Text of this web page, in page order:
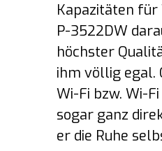
Kapazitäten
P-3522DW
höchster
ihm völlig egal.
Wi-Fi bzw. Wi-
sogar ganz
er die Ruhe